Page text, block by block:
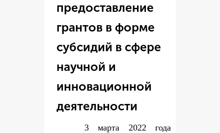
предоставление
грантов в форме
субсидий в сфере
научной и
инновационной
деятельности
3 марта 2022 года